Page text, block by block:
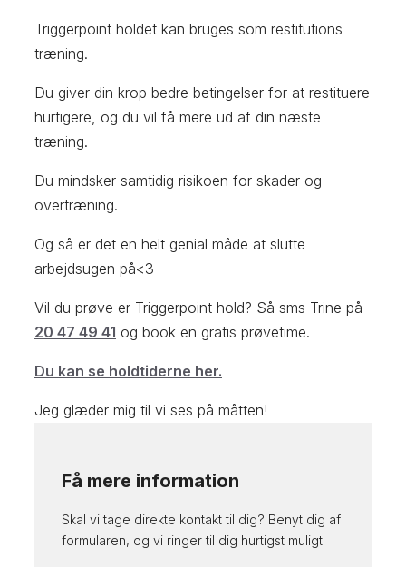
Triggerpoint holdet kan bruges som restitutions
træning.
Du giver din krop bedre betingelser for at restituere
hurtigere, og du vil få mere ud af din næste
træning.
Du mindsker samtidig risikoen for skader og
overtræning.
Og så er det en helt genial måde at slutte
arbejdsugen på<3
Vil du prøve er Triggerpoint hold? Så sms Trine på
20 47 49 41 og book en gratis prøvetime.
Du kan se holdtiderne her.
Jeg glæder mig til vi ses på måtten!
Få mere information
Skal vi tage direkte kontakt til dig? Benyt dig af
formularen, og vi ringer til dig hurtigst muligt.